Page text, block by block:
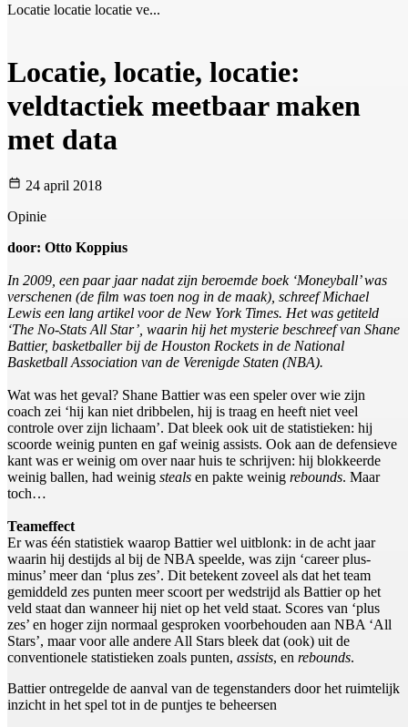
Locatie locatie locatie ve...
Locatie, locatie, locatie:
veldtactiek meetbaar maken
met data
24 april 2018
Opinie
door: Otto Koppius
In 2009, een paar jaar nadat zijn beroemde boek ‘Moneyball’ was
verschenen (de film was toen nog in de maak), schreef Michael
Lewis een lang artikel voor de New York Times. Het was getiteld
‘The No-Stats All Star’, waarin hij het mysterie beschreef van Shane
Battier, basketballer bij de Houston Rockets in de National
Basketball Association van de Verenigde Staten (NBA).
Wat was het geval? Shane Battier was een speler over wie zijn
coach zei ‘hij kan niet dribbelen, hij is traag en heeft niet veel
controle over zijn lichaam’. Dat bleek ook uit de statistieken: hij
scoorde weinig punten en gaf weinig assists. Ook aan de defensieve
kant was er weinig om over naar huis te schrijven: hij blokkeerde
weinig ballen, had weinig steals en pakte weinig rebounds. Maar
toch…
Teameffect
Er was één statistiek waarop Battier wel uitblonk: in de acht jaar
waarin hij destijds al bij de NBA speelde, was zijn ‘career plus-
minus’ meer dan ‘plus zes’. Dit betekent zoveel als dat het team
gemiddeld zes punten meer scoort per wedstrijd als Battier op het
veld staat dan wanneer hij niet op het veld staat. Scores van ‘plus
zes’ en hoger zijn normaal gesproken voorbehouden aan NBA ‘All
Stars’, maar voor alle andere All Stars bleek dat (ook) uit de
conventionele statistieken zoals punten, assists, en rebounds.
Battier ontregelde de aanval van de tegenstanders door het ruimtelijk
inzicht in het spel tot in de puntjes te beheersen